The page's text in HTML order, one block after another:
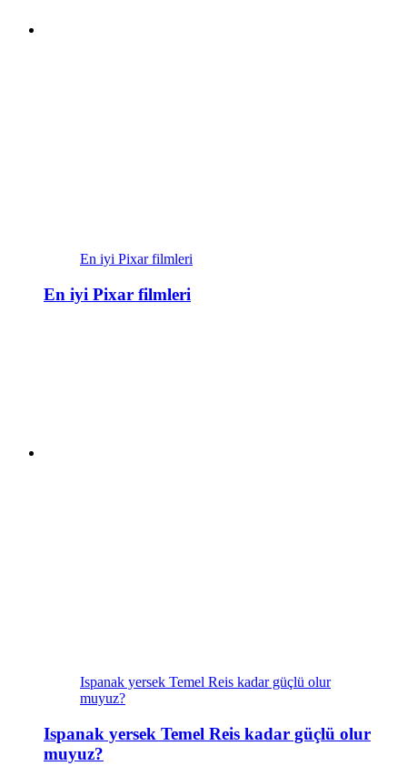
En iyi Pixar filmleri
En iyi Pixar filmleri
Ispanak yersek Temel Reis kadar güçlü olur
muyuz?
Ispanak yersek Temel Reis kadar güçlü olur
muyuz?